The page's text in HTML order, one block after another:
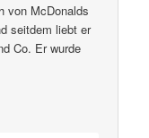
von McDonalds
seitdem liebt er
Co. Er wurde